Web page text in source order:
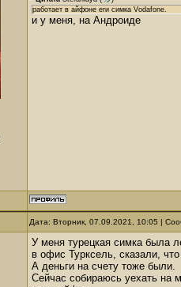
работает в айфоне еги симка Vodafone.
и у меня, на Андроиде
Дата: Вторник, 07.09.2021, 10:05 |
У меня турецкая симка была
в офис Турксель, сказали,
А деньги на счету тоже были.
Сейчас собираюсь уехать на